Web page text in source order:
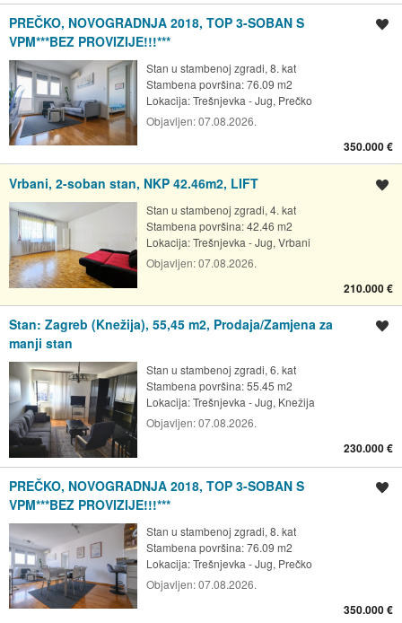
PREČKO, NOVOGRADNJA 2018, TOP 3-SOBAN S
VPM***BEZ PROVIZIJE!!!***
Stan u stambenoj zgradi, 8. kat
Stambena površina: 76.09 m2
Lokacija:Trešnjevka - Jug, Prečko
Objavljen:07.08.2026.
350.000 €
Vrbani, 2-soban stan, NKP 42.46m2, LIFT
Stan u stambenoj zgradi, 4. kat
Stambena površina: 42.46 m2
Lokacija:Trešnjevka - Jug, Vrbani
Objavljen:07.08.2026.
210.000 €
Stan: Zagreb (Knežija), 55,45 m2, Prodaja/Zamjena za
manji stan
Stan u stambenoj zgradi, 6. kat
Stambena površina: 55.45 m2
Lokacija:Trešnjevka - Jug, Knežija
Objavljen:07.08.2026.
230.000 €
PREČKO, NOVOGRADNJA 2018, TOP 3-SOBAN S
VPM***BEZ PROVIZIJE!!!***
Stan u stambenoj zgradi, 8. kat
Stambena površina: 76.09 m2
Lokacija:Trešnjevka - Jug, Prečko
Objavljen:07.08.2026.
350.000 €